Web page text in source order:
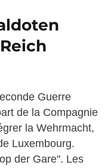
Guerre
de la Compagnie
la Wehrmacht,
Luxembourg.
der Gare". Les